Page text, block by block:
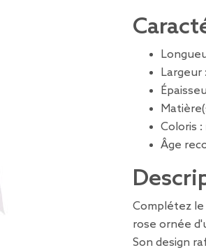
Largeur :
Coloris :
Âge
Complétez
rose ornée
Son design